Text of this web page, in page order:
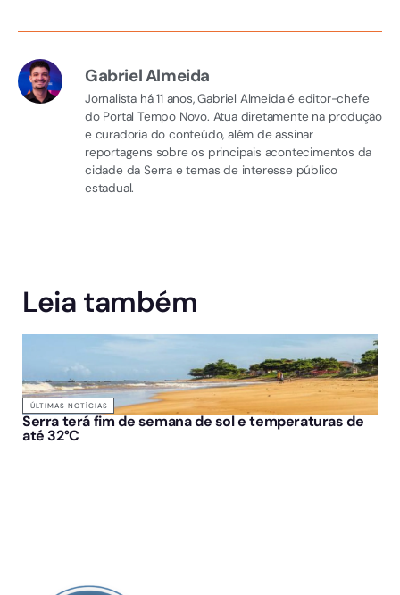
Gabriel Almeida
Jornalista há 11 anos, Gabriel Almeida é editor-chefe
do Portal Tempo Novo. Atua diretamente na produção
e curadoria do conteúdo, além de assinar
reportagens sobre os principais acontecimentos da
cidade da Serra e temas de interesse público
estadual.
Leia também
ÚLTIMAS NOTÍCIAS
Serra terá fim de semana de sol e temperaturas de
até 32°C